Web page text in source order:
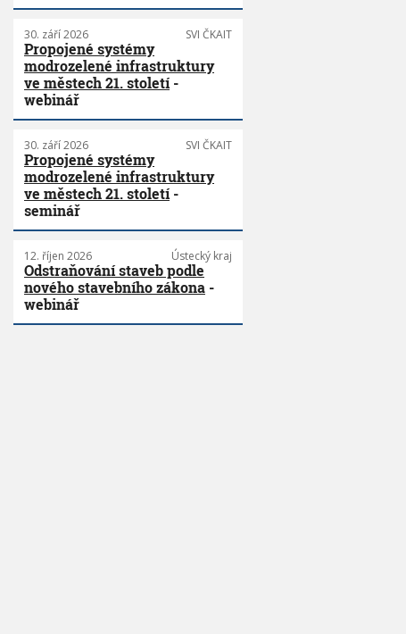
30. září 2026 SVI ČKAIT
Propojené systémy
modrozelené infrastruktury
ve městech 21. století-
webinář
30. září 2026 SVI ČKAIT
Propojené systémy
modrozelené infrastruktury
ve městech 21. století-
seminář
12. říjen 2026 Ústecký kraj
Odstraňování staveb podle
nového stavebního zákona -
webinář